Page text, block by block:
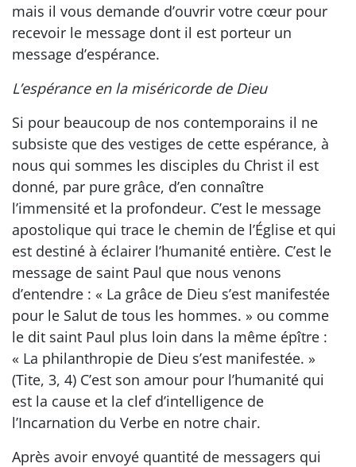
mais il vous demande d’ouvrir votre cœur pour
recevoir le message dont il est porteur un
message d’espérance.
L’espérance en la miséricorde de Dieu
Si pour beaucoup de nos contemporains il ne
subsiste que des vestiges de cette espérance, à
nous qui sommes les disciples du Christ il est
donné, par pure grâce, d’en connaître
l’immensité et la profondeur. C’est le message
apostolique qui trace le chemin de l’Église et qui
est destiné à éclairer l’humanité entière. C’est le
message de saint Paul que nous venons
d’entendre : « La grâce de Dieu s’est manifestée
pour le Salut de tous les hommes. » ou comme
le dit saint Paul plus loin dans la même épître :
« La philanthropie de Dieu s’est manifestée. »
(Tite, 3, 4) C’est son amour pour l’humanité qui
est la cause et la clef d’intelligence de
l’Incarnation du Verbe en notre chair.
Après avoir envoyé quantité de messagers qui